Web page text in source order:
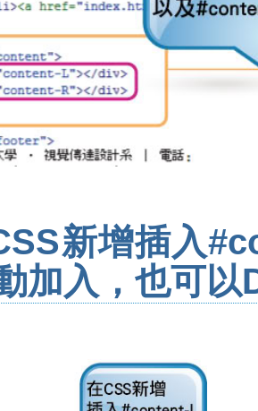
新增插入
加入，也可